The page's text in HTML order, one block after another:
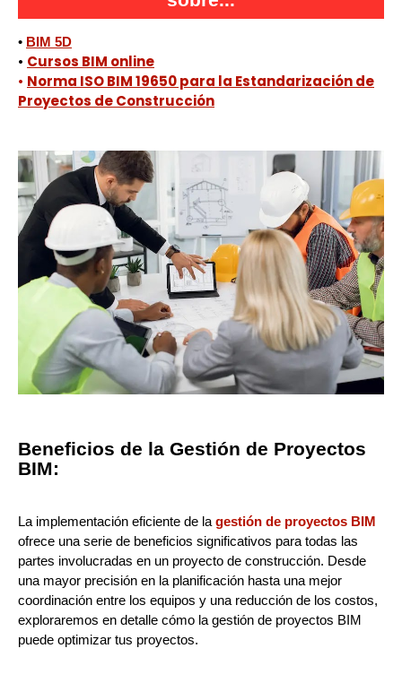
• BIM 5D
• Cursos BIM online
• Norma ISO BIM 19650 para la Estandarización de
Proyectos de Construcción
Beneficios de la Gestión de Proyectos
BIM:
La implementación eficiente de la gestión de proyectos BIM
ofrece una serie de beneficios significativos para todas las
partes involucradas en un proyecto de construcción. Desde
una mayor precisión en la planificación hasta una mejor
coordinación entre los equipos y una reducción de los costos,
exploraremos en detalle cómo la gestión de proyectos BIM
puede optimizar tus proyectos.